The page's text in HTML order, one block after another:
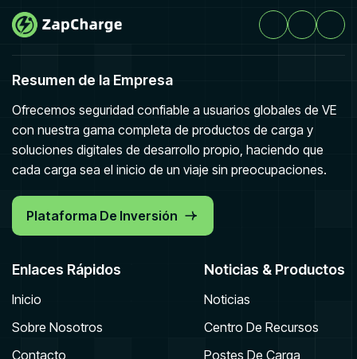
Resumen de la Empresa
Ofrecemos seguridad confiable a usuarios globales de VE
con nuestra gama completa de productos de carga y
soluciones digitales de desarrollo propio, haciendo que
cada carga sea el inicio de un viaje sin preocupaciones.
Plataforma De Inversión
Enlaces Rápidos
Inicio
Sobre Nosotros
Contacto
Noticias & Productos
Noticias
Centro De Recursos
Postes De Carga